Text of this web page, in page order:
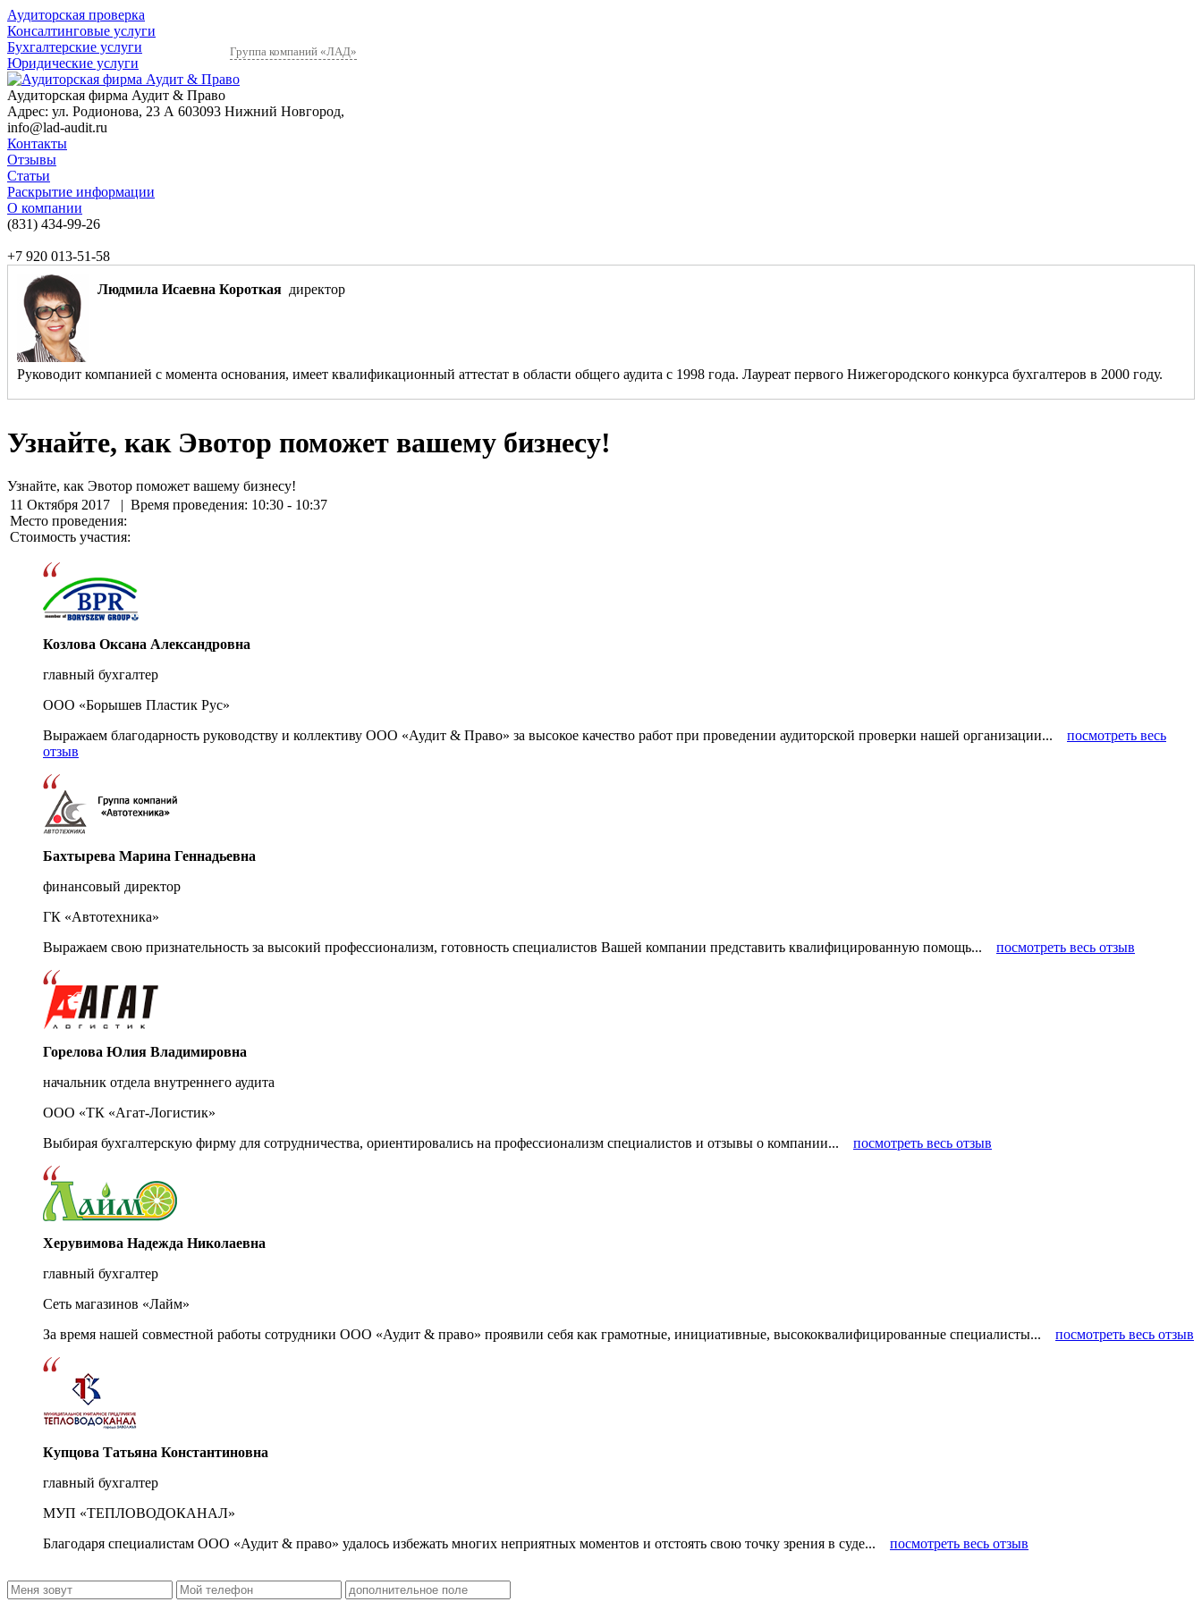
Аудиторская проверка
Консалтинговые услуги
Бухгалтерские услуги
Юридические услуги
Группа компаний «ЛАД»
Аудиторская фирма Аудит & Право
Адрес: ул. Родионова, 23 А 603093 Нижний Новгород,
info@lad-audit.ru
Контакты
Отзывы
Статьи
Раскрытие информации
О компании
(831) 434-99-26
+7 920 013-51-58
Людмила Исаевна Короткая директор
Руководит компанией с момента основания, имеет квалификационный аттестат в области общего аудита с 1998 года. Лауреат первого Нижегородского конкурса бухгалтеров в 2000 году.
Узнайте, как Эвотор поможет вашему бизнесу!
Узнайте, как Эвотор поможет вашему бизнесу!
11 Октября 2017
| Время проведения: 10:30 - 10:37
Место проведения:
Стоимость участия:
Козлова Оксана Александровна
главный бухгалтер
ООО «Борышев Пластик Рус»
Выражаем благодарность руководству и коллективу ООО «Аудит & Право» за высокое качество работ при проведении аудиторской проверки нашей организации... посмотреть весь
отзыв
Бахтырева Марина Геннадьевна
финансовый директор
ГК «Автотехника»
Выражаем свою признательность за высокий профессионализм, готовность специалистов Вашей компании представить квалифицированную помощь... посмотреть весь отзыв
Горелова Юлия Владимировна
начальник отдела внутреннего аудита
ООО «ТК «Агат-Логистик»
Выбирая бухгалтерскую фирму для сотрудничества, ориентировались на профессионализм специалистов и отзывы о компании... посмотреть весь отзыв
Херувимова Надежда Николаевна
главный бухгалтер
Сеть магазинов «Лайм»
За время нашей совместной работы сотрудники ООО «Аудит & право» проявили себя как грамотные, инициативные, высококвалифицированные специалисты... посмотреть весь отзыв
Купцова Татьяна Константиновна
главный бухгалтер
МУП «ТЕПЛОВОДОКАНАЛ»
Благодаря специалистам ООО «Аудит & право» удалось избежать многих неприятных моментов и отстоять свою точку зрения в суде... посмотреть весь отзыв